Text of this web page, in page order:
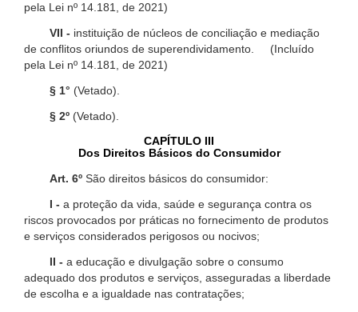
pela Lei nº 14.181, de 2021)
VII - instituição de núcleos de conciliação e mediação
de conflitos oriundos de superendividamento. (Incluído
pela Lei nº 14.181, de 2021)
§ 1° (Vetado).
§ 2º (Vetado).
CAPÍTULO III
Dos Direitos Básicos do Consumidor
Art. 6º São direitos básicos do consumidor:
I - a proteção da vida, saúde e segurança contra os
riscos provocados por práticas no fornecimento de produtos
e serviços considerados perigosos ou nocivos;
II - a educação e divulgação sobre o consumo
adequado dos produtos e serviços, asseguradas a liberdade
de escolha e a igualdade nas contratações;